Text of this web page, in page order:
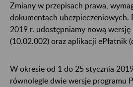
Zmiany w przepisach prawa,
dokumentach ubezpieczeniowych.
2019 r. udostępniamy nową wersję
(10.02.002) oraz aplikacji ePłatnik
W okresie od 1 do 25 stycznia
równolegle dwie wersje programu